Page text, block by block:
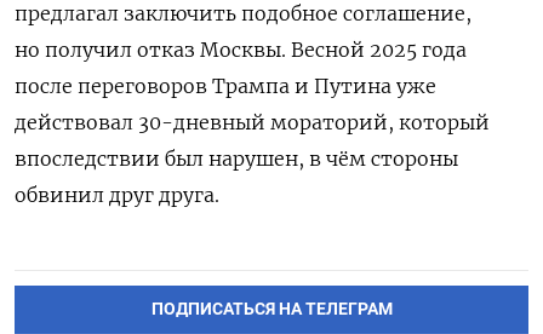
предлагал заключить подобное соглашение,
но получил отказ Москвы. Весной 2025 года
после переговоров Трампа и Путина уже
действовал 30-дневный мораторий, который
впоследствии был нарушен, в чём стороны
обвинил друг друга.
ПОДПИСАТЬСЯ НА ТЕЛЕГРАМ